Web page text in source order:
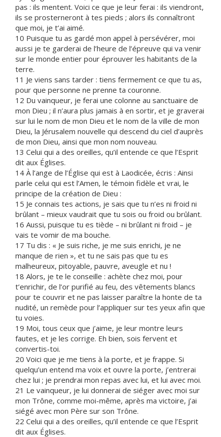
pas : ils mentent. Voici ce que je leur ferai : ils viendront,
ils se prosterneront à tes pieds ; alors ils connaîtront
que moi, je t’ai aimé.
10 Puisque tu as gardé mon appel à persévérer, moi
aussi je te garderai de l’heure de l’épreuve qui va venir
sur le monde entier pour éprouver les habitants de la
terre.
11 Je viens sans tarder : tiens fermement ce que tu as,
pour que personne ne prenne ta couronne.
12 Du vainqueur, je ferai une colonne au sanctuaire de
mon Dieu ; il n’aura plus jamais à en sortir, et je graverai
sur lui le nom de mon Dieu et le nom de la ville de mon
Dieu, la Jérusalem nouvelle qui descend du ciel d’auprès
de mon Dieu, ainsi que mon nom nouveau.
13 Celui qui a des oreilles, qu’il entende ce que l’Esprit
dit aux Églises.
14 À l’ange de l’Église qui est à Laodicée, écris : Ainsi
parle celui qui est l’Amen, le témoin fidèle et vrai, le
principe de la création de Dieu :
15 Je connais tes actions, je sais que tu n’es ni froid ni
brûlant – mieux vaudrait que tu sois ou froid ou brûlant.
16 Aussi, puisque tu es tiède – ni brûlant ni froid – je
vais te vomir de ma bouche.
17 Tu dis : « Je suis riche, je me suis enrichi, je ne
manque de rien », et tu ne sais pas que tu es
malheureux, pitoyable, pauvre, aveugle et nu !
18 Alors, je te le conseille : achète chez moi, pour
t’enrichir, de l’or purifié au feu, des vêtements blancs
pour te couvrir et ne pas laisser paraître la honte de ta
nudité, un remède pour l’appliquer sur tes yeux afin que
tu voies.
19 Moi, tous ceux que j’aime, je leur montre leurs
fautes, et je les corrige. Eh bien, sois fervent et
convertis-toi.
20 Voici que je me tiens à la porte, et je frappe. Si
quelqu’un entend ma voix et ouvre la porte, j’entrerai
chez lui ; je prendrai mon repas avec lui, et lui avec moi.
21 Le vainqueur, je lui donnerai de siéger avec moi sur
mon Trône, comme moi-même, après ma victoire, j’ai
siégé avec mon Père sur son Trône.
22 Celui qui a des oreilles, qu’il entende ce que l’Esprit
dit aux Églises.